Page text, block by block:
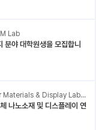
Lab
분야 대학원생을 모집합니
한양대학교 Nanosemiconductor Materials & Display Laboratory
나노소재 및 디스플레이 연